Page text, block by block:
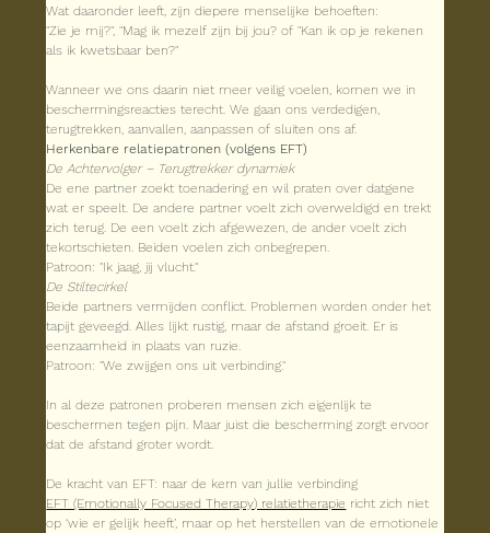
Wat daaronder leeft, zijn diepere menselijke behoeften:
"Zie je mij?", "Mag ik mezelf zijn bij jou? of "Kan ik op je rekenen
als ik kwetsbaar ben?"
Wanneer we ons daarin niet meer veilig voelen, komen we in
beschermingsreacties terecht. We gaan ons verdedigen,
terugtrekken, aanvallen, aanpassen of sluiten ons af.
Herkenbare relatiepatronen (volgens EFT)
De Achtervolger – Terugtrekker dynamiek
De ene partner zoekt toenadering en wil praten over datgene
wat er speelt. De andere partner voelt zich overweldigd en trekt
zich terug. De een voelt zich afgewezen, de ander voelt zich
tekortschieten. Beiden voelen zich onbegrepen.
Patroon: "Ik jaag, jij vlucht."
De Stiltecirkel
Beide partners vermijden conflict. Problemen worden onder het
tapijt geveegd. Alles lijkt rustig, maar de afstand groeit. Er is
eenzaamheid in plaats van ruzie.
Patroon: "We zwijgen ons uit verbinding."
In al deze patronen proberen mensen zich eigenlijk te
beschermen tegen pijn. Maar juist die bescherming zorgt ervoor
dat de afstand groter wordt.
De kracht van EFT: naar de kern van jullie verbinding
EFT (Emotionally Focused Therapy) relatietherapie richt zich niet
op ‘wie er gelijk heeft’, maar op het herstellen van de emotionele